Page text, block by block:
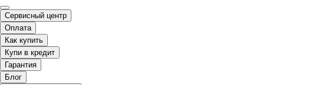
Сервисный центр
Оплата
Как купить
Купи в кредит
Гарантия
Блог